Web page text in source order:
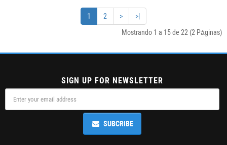
1 2 >
>|
Mostrando 1 a 15 de 22 (2 Páginas)
SIGN UP FOR NEWSLETTER
SUBCRIBE